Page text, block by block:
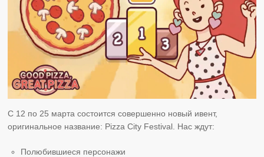
С 12 по 25 марта состоится совершенно новый ивент,
оригинальное название: Pizza City Festival. Нас ждут:
Полюбившиеся персонажи